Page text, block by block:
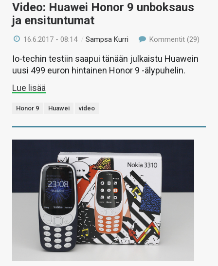
Video: Huawei Honor 9 unboksaus
ja ensituntumat
16.6.2017 - 08:14 /Sampsa Kurri Kommentit (29)
Io-techin testiin saapui tänään julkaistu Huawein
uusi 499 euron hintainen Honor 9 -älypuhelin.
Lue lisää
Honor 9 Huawei video